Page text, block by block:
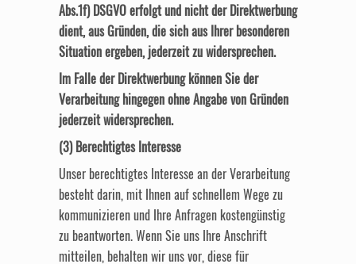
Abs.1f) DSGVO erfolgt und nicht der Direktwerbung
dient, aus Gründen, die sich aus Ihrer besonderen
Situation ergeben, jederzeit zu widersprechen.
Im Falle der Direktwerbung können Sie der
Verarbeitung hingegen ohne Angabe von Gründen
jederzeit widersprechen.
(3) Berechtigtes Interesse
Unser berechtigtes Interesse an der Verarbeitung
besteht darin, mit Ihnen auf schnellem Wege zu
kommunizieren und Ihre Anfragen kostengünstig
zu beantworten. Wenn Sie uns Ihre Anschrift
mitteilen, behalten wir uns vor, diese für